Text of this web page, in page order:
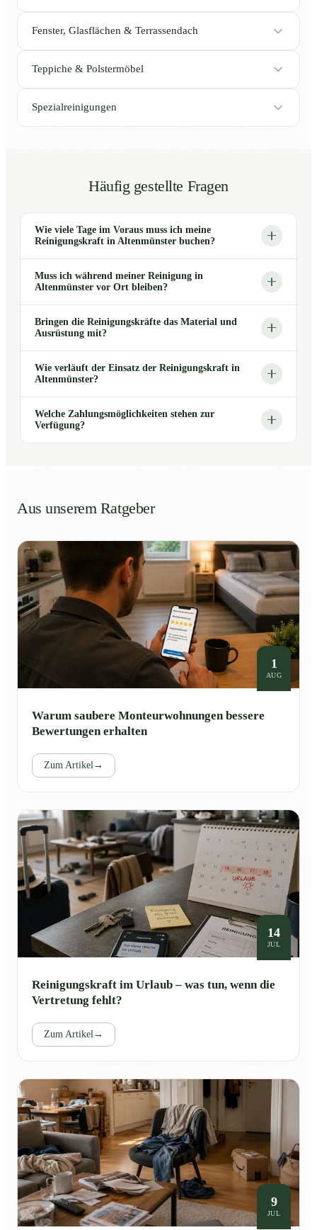
Fenster, Glasflächen & Terrassendach
Teppiche & Polstermöbel
Spezialreinigungen
Häufig gestellte Fragen
Wie viele Tage im Voraus muss ich meine
Reinigungskraft in Altenmünster buchen?
Muss ich während meiner Reinigung in
Altenmünster vor Ort bleiben?
Bringen die Reinigungskräfte das Material und
Ausrüstung mit?
Wie verläuft der Einsatz der Reinigungskraft in
Altenmünster?
Welche Zahlungsmöglichkeiten stehen zur
Verfügung?
Aus unserem Ratgeber
1
AUG
Warum saubere Monteurwohnungen bessere
Bewertungen erhalten
Zum Artikel →
14
JUL
Reinigungskraft im Urlaub – was tun, wenn die
Vertretung fehlt?
Zum Artikel →
9
JUL